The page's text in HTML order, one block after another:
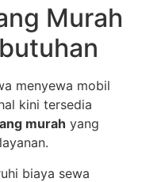
Murah
menyewa mobil
kini tersedia
murah yang
biaya sewa